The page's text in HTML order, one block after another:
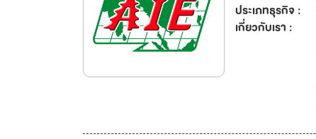
ประเภทธุรกิจ :
เกี่ยวกับเรา :